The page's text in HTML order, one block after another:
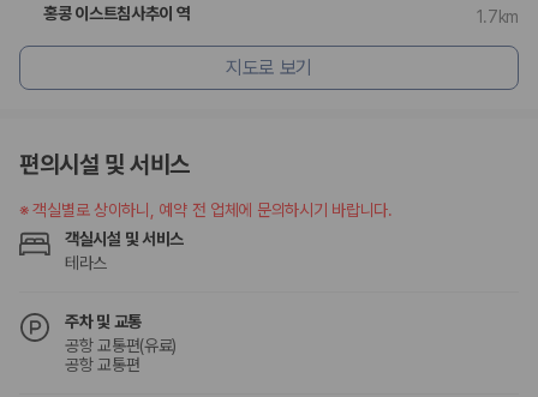
홍콩 이스트침사추이 역
1.7km
지도로 보기
편의시설 및 서비스
※객실별로 상이하니, 예약 전 업체에 문의하시기 바랍니다.
객실시설 및 서비스
테라스
주차 및 교통
공항 교통편(유료)
공항 교통편